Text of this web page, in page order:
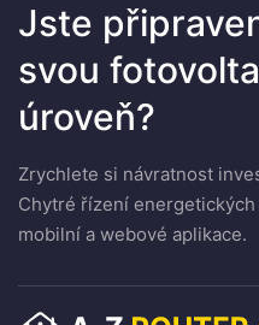
Jste
svou
úroveň?
Zrychlete si návratnost
Chytré řízení
mobilní a webové aplikace.